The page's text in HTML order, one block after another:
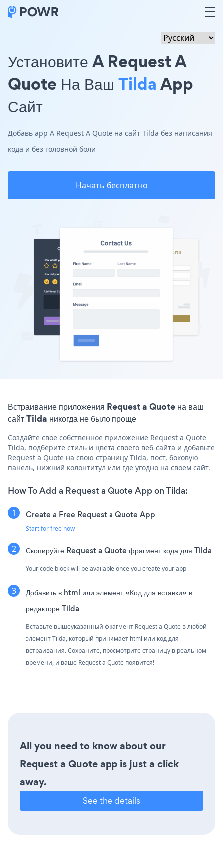
Установите A Request A
Quote На Ваш TildaApp
Сайт
Добавь app A Request A Quote на сайт Tilda без написания
кода и без головной боли
Начать бесплатно
Встраивание приложения Request a Quote на ваш
сайт Tilda никогда не было проще
Создайте свое собственное приложение Request a Quote
Tilda, подберите стиль и цвета своего веб-сайта и добавьте
Request a Quote на свою страницу Tilda, пост, боковую
панель, нижний колонтитул или где угодно на своем сайт.
How To Add a Request a Quote App on Tilda:
Create a Free Request a Quote App
Start for free now
Скопируйте Request a Quote фрагмент кода для Tilda
Your code block will be available once you create your app
Добавить в html или элемент «Код для вставки» в
редакторе Tilda
Вставьте вышеуказанный фрагмент Request a Quote в любой
элемент Tilda, который принимает html или код для
встраивания. Сохраните, просмотрите страницу в реальном
времени, и ваше Request a Quote появится!
All you need to know about our
Request a Quote app is just a click
away.
See the details